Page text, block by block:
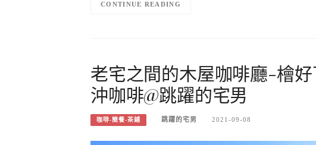
CONTINUE READING
老宅之間的木屋咖啡廳-檜
沖咖啡@跳躍的宅男
咖啡-簡餐-茶鋪 跳躍的宅男 2021-09-08